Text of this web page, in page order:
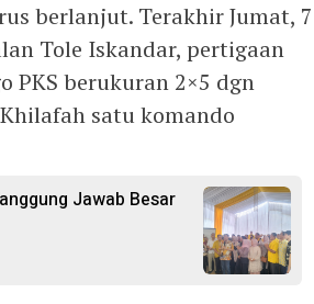
berlanjut. Terakhir Jumat, 7
Tole Iskandar, pertigaan
PKS berukuran 2×5 dgn
satu komando
Jawab Besar